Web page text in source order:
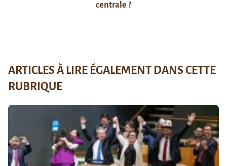
centrale ?
ARTICLES À LIRE ÉGALEMENT DANS CETTE
RUBRIQUE